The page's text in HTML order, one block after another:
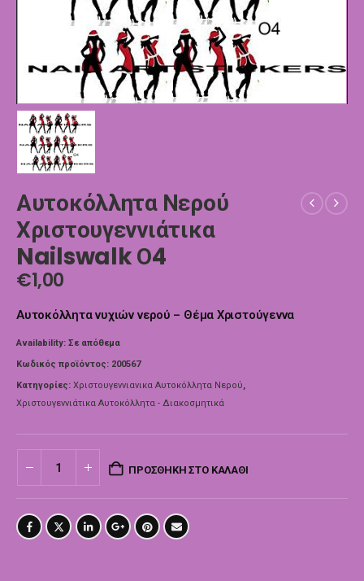
Αυτοκόλλητα Νερού
Χριστουγεννιάτικα
Nailswalk Ο4
€1,00
Αυτοκόλλητα νυχιών νερού – Θέμα Χριστούγεννα
Availability: Σε απόθεμα
Κωδικός προϊόντος: 200567
Κατηγορίες: Χριστουγεννιανικα Αυτοκόλλητα Νερού,
Χριστουγεννιάτικα Αυτοκόλλητα - Διακοσμητικά
ΠΡΟΣΘΉΚΗ ΣΤΟ ΚΑΛΆΘΙ